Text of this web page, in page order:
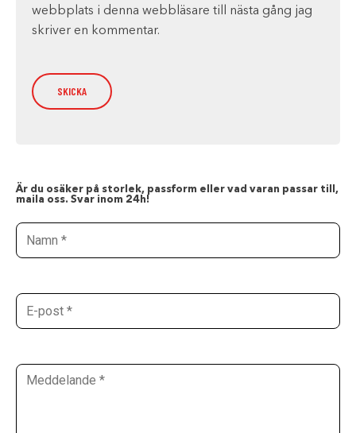
webbplats i denna webbläsare till nästa gång jag
skriver en kommentar.
Är du osäker på storlek, passform eller vad varan passar till,
maila oss. Svar inom 24h!